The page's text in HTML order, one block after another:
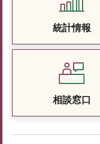
統計情報
相談窓口